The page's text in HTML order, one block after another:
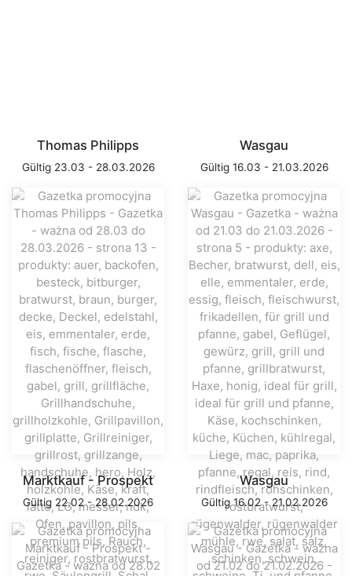
Thomas Philipps
Gültig 23.03 - 28.03.2026
Wasgau
Gültig 16.03 - 21.03.2026
Marktkauf - Prospekt
Gültig 22.02 - 28.02.2026
Wasgau
Gültig 16.02 - 21.02.2026